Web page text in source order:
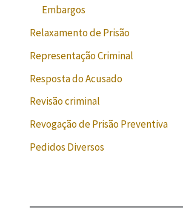
Embargos
Relaxamento de Prisão
Representação Criminal
Resposta do Acusado
Revisão criminal
Revogação de Prisão Preventiva
Pedidos Diversos